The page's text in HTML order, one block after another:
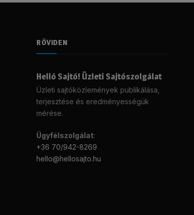
RÖVIDEN
Helló Sajtó! Üzleti Sajtószolgálat
Üzleti sajtóközlemények publikálása,
terjesztése és eredményességük
mérése.
Ügyfélszolgálat:
+36 70/942-8269
hello@hellosajto.hu